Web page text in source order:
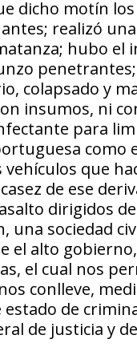
dicho motín
realizó
hubo
colapsado y
insumos, ni
para
como
que
de ese
dirigidos
una sociedad
el alto
el cual nos
conlleve,
estado de
de justicia y